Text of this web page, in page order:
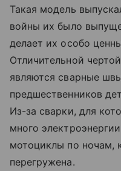
Такая модель
войны их было
делает их особо
Отличительной
являются сварные
предшественников
Из-за сварки, для
много
мотоциклы по ночам,
перегружена.